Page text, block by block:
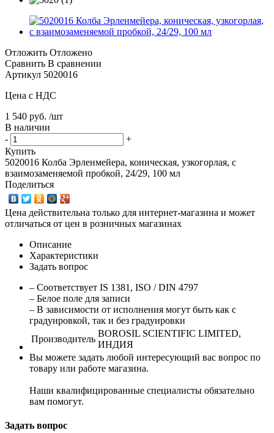
Отложить Отложено
Сравнить В сравнении
Артикул 5020016
Цена с НДС
1 540 руб. /шт
В наличии
-
+
Купить
5020016 Колба Эрленмейера, коническая, узкогорлая, с
взаимозаменяемой пробкой, 24/29, 100 мл
Поделиться
Цена действительна только для интернет-магазина и может
отличаться от цен в розничных магазинах
Описание
Характеристики
Задать вопрос
– Соответствует IS 1381, ISO / DIN 4797
– Белое поле для записи
– В зависимости от исполнения могут быть как с
градуировкой, так и без градуировки
Производитель
BOROSIL SCIENTIFIC LIMITED,
ИНДИЯ
Вы можете задать любой интересующий вас вопрос по
товару или работе магазина.
Наши квалифицированные специалисты обязательно
вам помогут.
Задать вопрос